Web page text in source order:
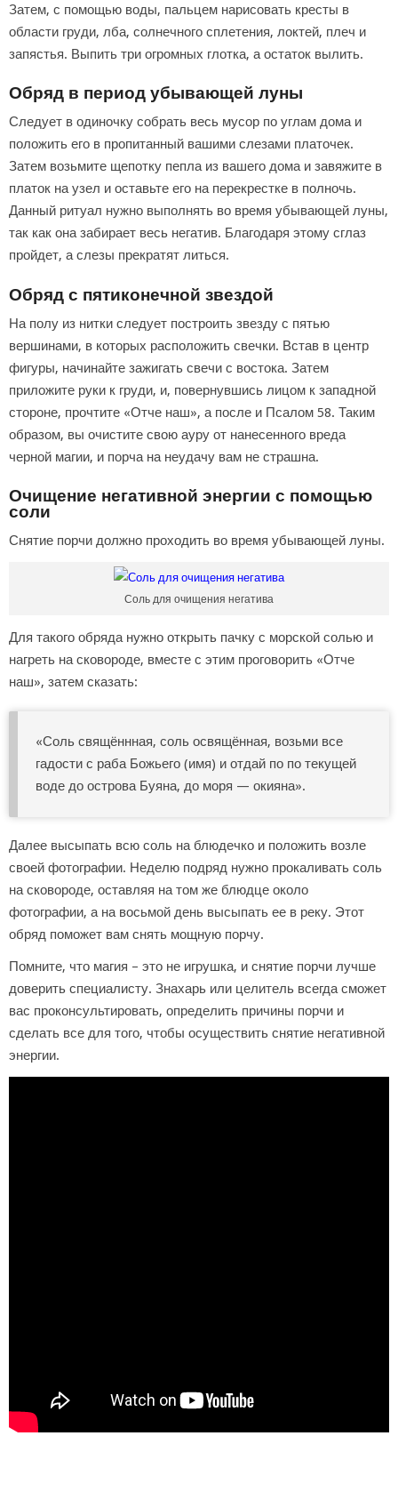
Затем, с помощью воды, пальцем нарисовать кресты в
области груди, лба, солнечного сплетения, локтей, плеч и
запястья. Выпить три огромных глотка, а остаток вылить.
Обряд в период убывающей луны
Следует в одиночку собрать весь мусор по углам дома и
положить его в пропитанный вашими слезами платочек.
Затем возьмите щепотку пепла из вашего дома и завяжите в
платок на узел и оставьте его на перекрестке в полночь.
Данный ритуал нужно выполнять во время убывающей луны,
так как она забирает весь негатив. Благодаря этому сглаз
пройдет, а слезы прекратят литься.
Обряд с пятиконечной звездой
На полу из нитки следует построить звезду с пятью
вершинами, в которых расположить свечки. Встав в центр
фигуры, начинайте зажигать свечи с востока. Затем
приложите руки к груди, и, повернувшись лицом к западной
стороне, прочтите «Отче наш», а после и Псалом 58. Таким
образом, вы очистите свою ауру от нанесенного вреда
черной магии, и порча на неудачу вам не страшна.
Очищение негативной энергии с помощью
соли
Снятие порчи должно проходить во время убывающей луны.
Соль для очищения негатива
Для такого обряда нужно открыть пачку с морской солью и
нагреть на сковороде, вместе с этим проговорить «Отче
наш», затем сказать:
«Соль свящённная, соль освящённая, возьми все
гадости с раба Божьего (имя) и отдай по по текущей
воде до острова Буяна, до моря — окияна».
Далее высыпать всю соль на блюдечко и положить возле
своей фотографии. Неделю подряд нужно прокаливать соль
на сковороде, оставляя на том же блюдце около
фотографии, а на восьмой день высыпать ее в реку. Этот
обряд поможет вам снять мощную порчу.
Помните, что магия – это не игрушка, и снятие порчи лучше
доверить специалисту. Знахарь или целитель всегда сможет
вас проконсультировать, определить причины порчи и
сделать все для того, чтобы осуществить снятие негативной
энергии.